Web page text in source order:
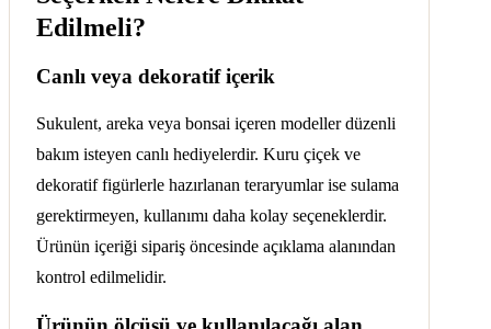
Edilmeli?
Canlı veya dekoratif içerik
Sukulent, areka veya bonsai içeren modeller düzenli
bakım isteyen canlı hediyelerdir. Kuru çiçek ve
dekoratif figürlerle hazırlanan teraryumlar ise sulama
gerektirmeyen, kullanımı daha kolay seçeneklerdir.
Ürünün içeriği sipariş öncesinde açıklama alanından
kontrol edilmelidir.